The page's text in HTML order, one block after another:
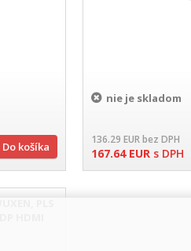
Do košíka
nie je skladom
136.29 EURbez DPH
167.64EUR s DPH